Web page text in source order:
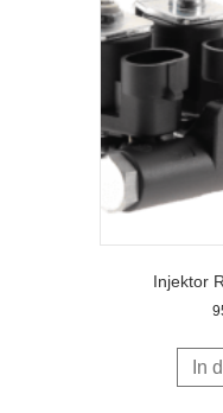
Injektor
In